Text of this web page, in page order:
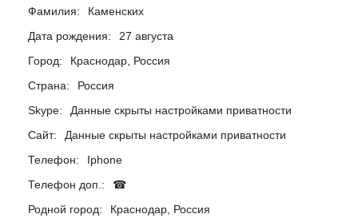
Фамилия:
Каменских
Дата рождения:
27 августа
Город:
Краснодар, Россия
Страна:
Россия
Skype:
Данные скрыты настройками приватности
Сайт:
Данные скрыты настройками приватности
Телефон:
Iphone
Телефон доп.:
☎
Родной город:
Краснодар, Россия